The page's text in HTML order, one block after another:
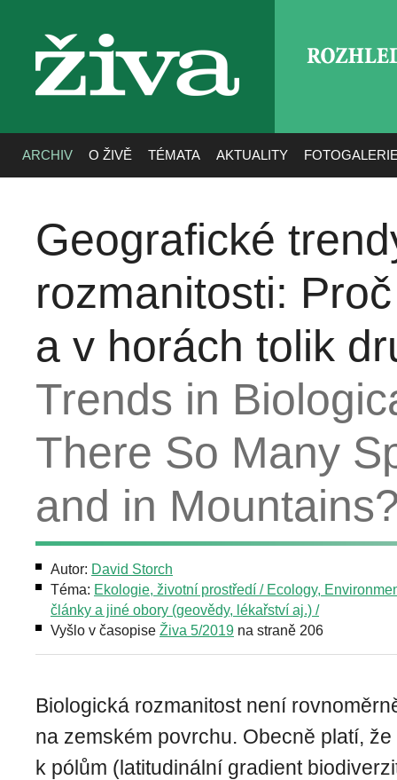
živa
ARCHIV O ŽIVĚ TÉMATA AKTUALITY
Geografické
rozmanitosti:
a v horách tolik
Trends in
There So Many
and in
Autor: David Storch
Téma: Ekologie, životní prostředí / Ecology,
články a jiné obory (geovědy, lékařství aj.) /
Vyšlo v časopise Živa 5/2019 na straně 206
Biologická rozmanitost není
na zemském povrchu. Obecně platí,
k pólům (latitudinální gradient